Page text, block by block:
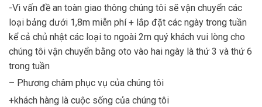
-Vì vấn đề an toàn giao thông chúng tôi sẽ vận chuyển các
loại bảng dưới 1,8m miễn phí + lắp đặt các ngày trong tuần
kể cả chủ nhật các loại to ngoài 2m quý khách vui lòng cho
chúng tôi vận chuyển bằng oto vào hai ngày là thứ 3 và thứ 6
trong tuần
– Phương châm phục vụ của chúng tôi
+khách hàng là cuộc sống của chúng tôi